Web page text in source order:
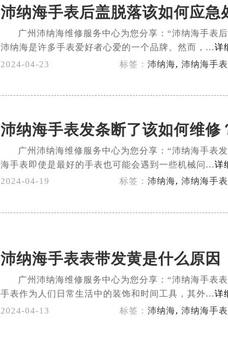
沛纳海手表后盖脱落该如何应急
广州沛纳海维修服务中心为您分享：“沛纳海手表
沛纳海是许多手表爱好者心爱的一个品牌。然而，...详
2024-04-23
标签： 沛纳海, 沛纳海手表
沛纳海手表发条断了该如何维修
广州沛纳海维修服务中心为您分享：“沛纳海手表
海手表即使是最好的手表也可能会遇到一些机械问...详
2024-04-19
标签： 沛纳海, 沛纳海手表
沛纳海手表表带发黄是什么原因
广州沛纳海维修服务中心为您分享：“沛纳海手表
手表作为人们日常生活中的装饰和时间工具，其外...详
2024-04-13
标签： 沛纳海, 沛纳海手表